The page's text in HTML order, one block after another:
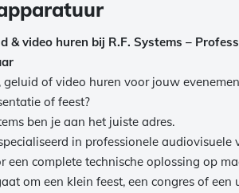
& video huren bij R.F. Systems –
of video huren voor jouw
of feest?
ben je aan het juiste adres.
in professionele audiovisuele
een complete technische oplossing op
om een klein feest, een congres of